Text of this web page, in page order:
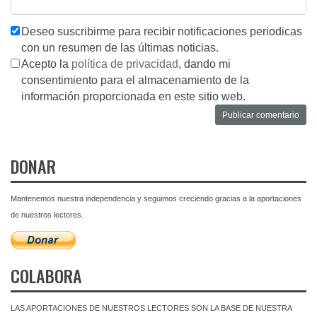
Deseo suscribirme para recibir notificaciones periodicas
con un resumen de las últimas noticias.
Acepto la política de privacidad, dando mi
consentimiento para el almacenamiento de la
información proporcionada en este sitio web.
DONAR
Mantenemos nuestra independencia y seguimos creciendo gracias a la aportaciones
de nuestros lectores.
COLABORA
LAS APORTACIONES DE NUESTROS LECTORES SON LA BASE DE NUESTRA